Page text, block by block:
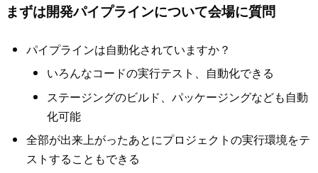
まずは開発パイプラインについて会場に質問
パイプラインは自動化されていますか？
いろんなコードの実行テスト、自動化できる
ステージングのビルド、パッケージングなども自動
化可能
全部が出来上がったあとにプロジェクトの実行環境をテ
ストすることもできる